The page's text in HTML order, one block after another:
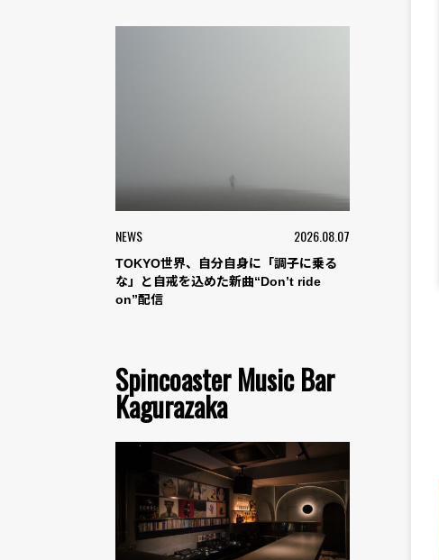
NEWS 2026.08.07
TOKYO世界、自分自身に「調子に乗る
な」と自戒を込めた新曲“Don’t ride
on”配信
Spincoaster Music Bar
Kagurazaka